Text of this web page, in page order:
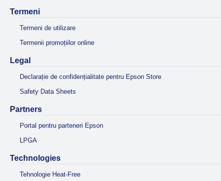
Termeni
Termeni de utilizare
Termenii promoțiilor online
Legal
Declarație de confidențialitate pentru Epson Store
Safety Data Sheets
Partners
Portal pentru parteneri Epson
LPGA
Technologies
Tehnologie Heat-Free